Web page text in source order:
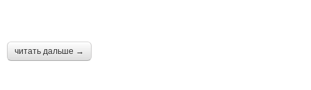
читать дальше →